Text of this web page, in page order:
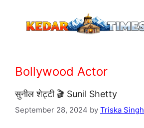
Bollywood Actor
सुनील शेट्टी 🎬 Sunil Shetty
September 28, 2024 by Triska Singh